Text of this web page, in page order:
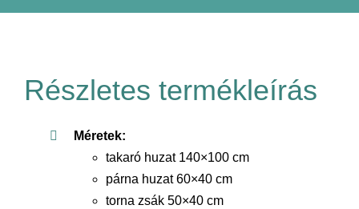
Részletes termékleírás
Méretek:
takaró huzat 140×100 cm
párna huzat 60×40 cm
torna zsák 50×40 cm